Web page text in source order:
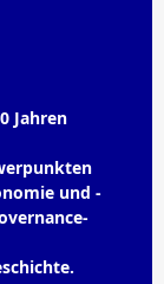
Jahren
und -